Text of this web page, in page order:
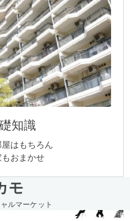
知識
はもちろん
おまかせ
モ
ルマーケット